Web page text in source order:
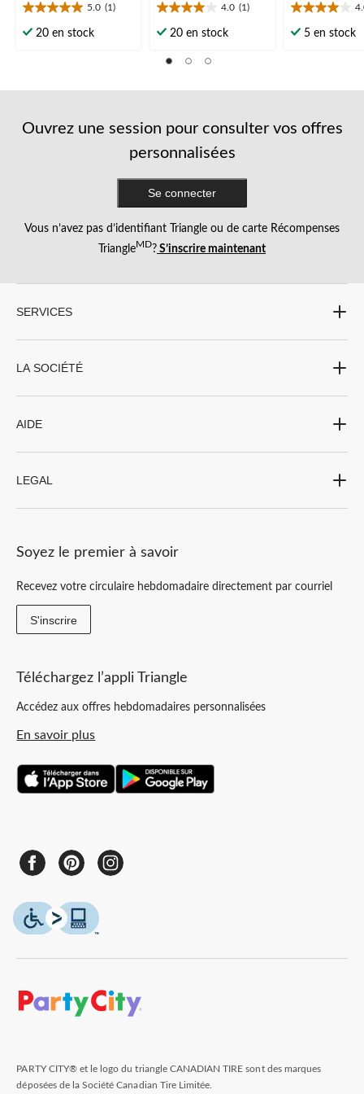
5.0 (1)
5.0
étoile(s)
évaluation
20 en stock
4.0 (1)
4.0
étoile(s)
5.
évaluation
20 en stock
4.0
étoile(s)
évaluation
5 en stock
Ouvrez une session pour consulter vos offres
personnalisées
Se connecter
Vous n’avez pas d’identifiant Triangle ou de carte Récompenses
TriangleMD? S’inscrire maintenant
SERVICES
LA SOCIÉTÉ
AIDE
LEGAL
Soyez le premier à savoir
Recevez votre circulaire hebdomadaire directement par courriel
S'inscrire
Téléchargez l’appli Triangle
Accédez aux offres hebdomadaires personnalisées
En savoir plus
PARTY CITY® et le logo du triangle CANADIAN TIRE sont des marques
déposées de la Société Canadian Tire Limitée.